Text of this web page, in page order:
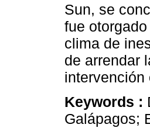
Sun, se
fue
clima de
de arrendar
intervención
Keywords :
Galápagos;